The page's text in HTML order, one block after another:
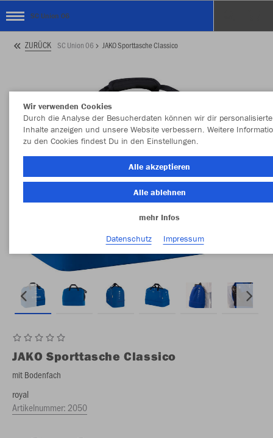
SC Union 06
ZURÜCK SC Union 06 JAKO Sporttasche Classico
JAKO Sporttasche Classico
mit Bodenfach
royal
Artikelnummer: 2050
Wir verwenden Cookies
Durch die Analyse der Besucherdaten können wir dir personalisierte
Inhalte anzeigen und unsere Website verbessern. Weitere
zu den Cookies findest Du in den Einstellungen.
Alle akzeptieren
Alle ablehnen
mehr Infos
Datenschutz
Impressum